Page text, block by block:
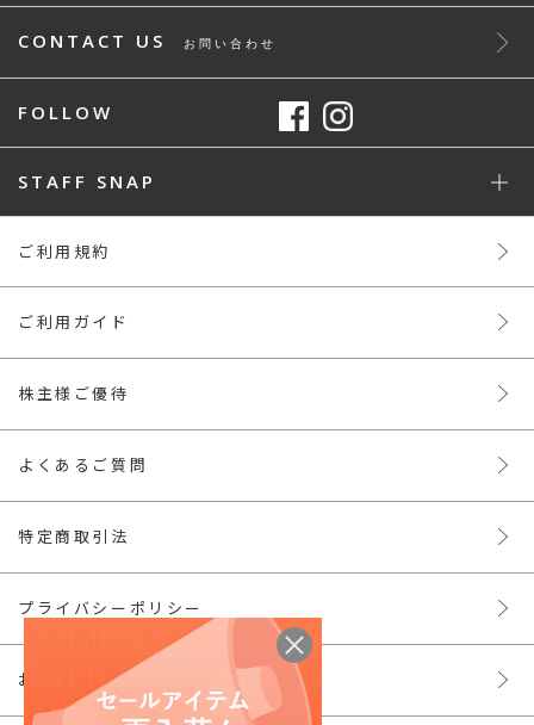
CONTACT US お問い合わせ
FOLLOW
STAFF SNAP
ご利用規約
ご利用ガイド
株主様ご優待
よくあるご質問
特定商取引法
プライバシーポリシー
お問い合わせ